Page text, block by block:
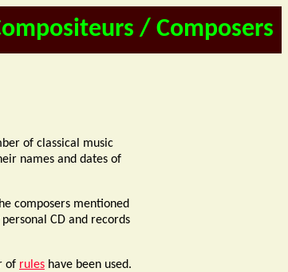
/ Composers
of classical music
names and dates of
composers mentioned
CD and records
of rules have been used.